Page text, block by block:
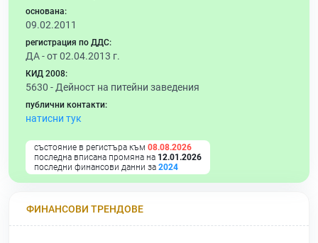
основана:
09.02.2011
регистрация по ДДС:
ДА - от 02.04.2013 г.
КИД 2008:
5630 - Дейност на питейни заведения
публични контакти:
натисни тук
състояние в регистъра към 08.08.2026
последна вписана промяна на 12.01.2026
последни финансови данни за 2024
ФИНАНСОВИ ТРЕНДОВЕ